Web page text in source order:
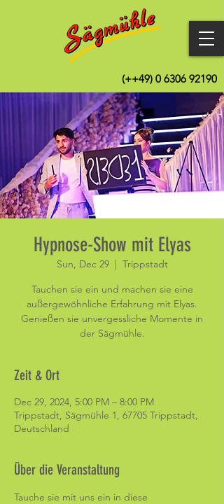
(++49) 0 6306 92190
Hypnose-Show mit Elyas
Sun, Dec 29
  |
Trippstadt
Tauchen sie ein und machen sie eine
außergewöhnliche Erfahrung mit Elyas.
Genießen sie unvergessliche Momente in
der Sägmühle.
Zeit & Ort
Dec 29, 2024, 5:00 PM – 8:00 PM
Trippstadt, Sägmühle 1, 67705 Trippstadt,
Deutschland
Über die Veranstaltung
Tauche sie mit uns ein in diese